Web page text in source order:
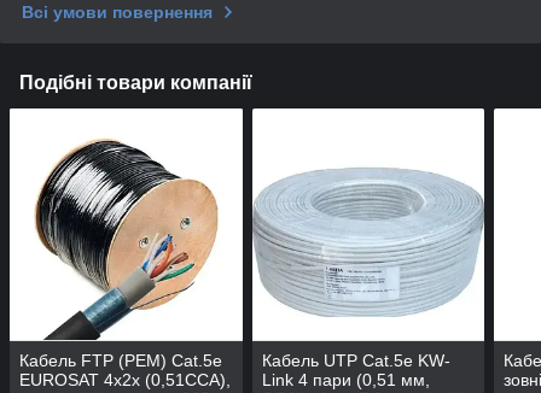
Всі умови повернення
Подібні товари компанії
Кабель FTP (PEM) Cat.5e
EUROSAT 4x2x (0,51CCA),
Кабель UTP Сat.5e KW-
Link 4 пари (0,51 мм,